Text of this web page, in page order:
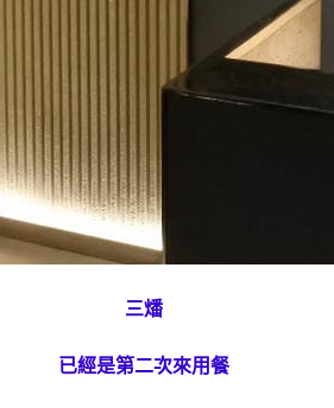
三燔
已經是第二次來用餐